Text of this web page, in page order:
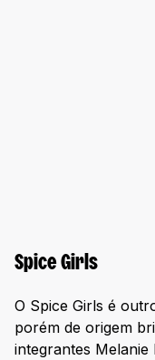
Spice Girls
O Spice Girls é
porém de origem
integrantes